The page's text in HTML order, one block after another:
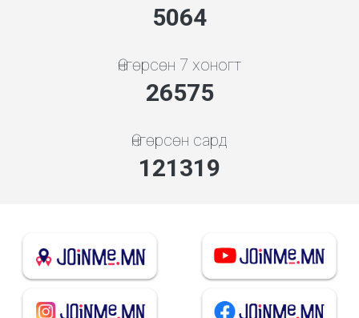
5259
Өнгөрсөн 7 хоногт
27597
Өнгөрсөн сард
125985